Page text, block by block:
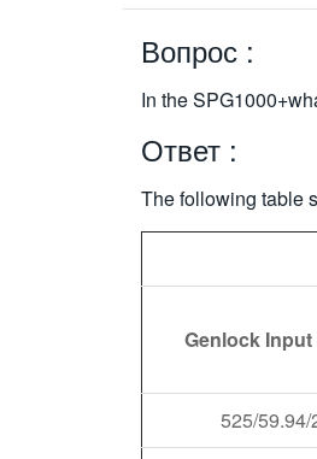
Вопрос :
In the
Ответ :
The following table
Genlock
525/59.94/